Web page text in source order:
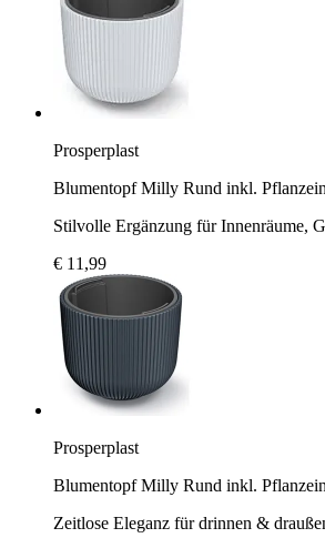
Prosperplast
Blumentopf Milly Rund inkl.
Stilvolle Ergänzung für Innenräume,
€ 11,99
Prosperplast
Blumentopf Milly Rund inkl.
Zeitlose Eleganz für drinnen &